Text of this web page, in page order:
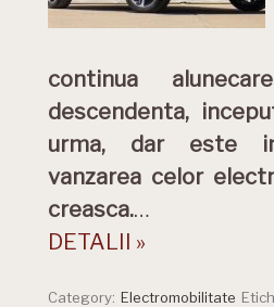
continua
descendenta,
urma, dar este
vanzarea celor
creasca.…
DETALII »
Category: Electromobilitate